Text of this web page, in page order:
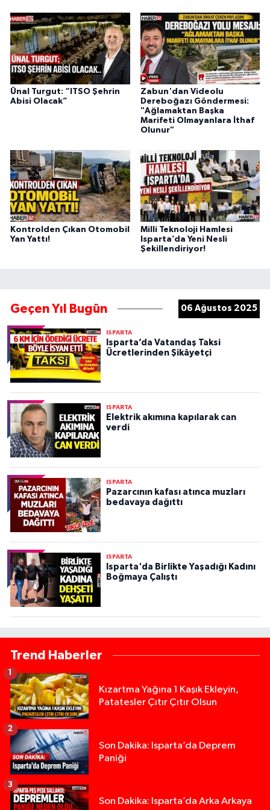
Ünal Turgut: “ITSO Şehrin
Abisi Olacak”
Zabun'dan Videolu
Dereboğazı Göndermesi:
"Ağlamaktan Başka
Marifeti Olmayanlara İthaf
Olunur"
Kontrolden Çıkan Otomobil
Yan Yattı!
Milli Teknoloji Hamlesi
Isparta’da Yeni Nesli
Şekillendiriyor!
Geçen Yıl Bugün 06 Ağustos 2025
ISPARTA
Isparta’da Vatandaş Taksi
Ücretlerinden Şikâyetçi
ISPARTA
Elektrik akımına kapılarak can
verdi
ISPARTA
Pazarcının kafası atınca muzları
bedavaya dağıttı
ISPARTA
Isparta'da Birlikte Yaşadığı Kadını
Boğmaya Çalıştı
Trend Haberler
Kızartma Yağına 1 Kaşık Ekleyin,
Patatesler Çıtır Çıtır Olsun
1
Son Dakika: Isparta’da Deprem
Paniği
2
Son Dakika: Isparta’da Arka Arkaya
3